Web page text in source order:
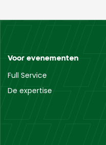
Voor evenementen
Full Service
De expertise